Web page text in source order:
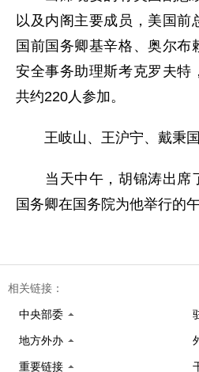
以及内阁主要成员，美国前
国前国务卿基辛格、奥尔布
安全事务助理斯考克罗夫特
共约220人参加。
王岐山、王沪宁、戴秉国
当天中午，胡锦涛出席
国务卿在国务院为他举行的午
相关链接：
中央部委
地方外办
重要链接